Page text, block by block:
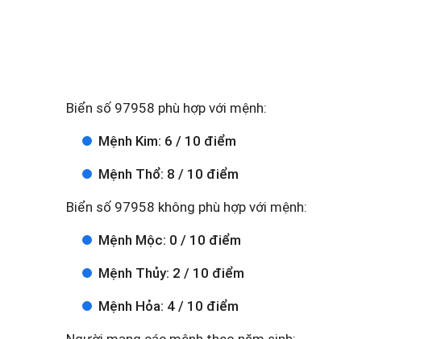
Biển số 97958 phù hợp với mệnh:
Mệnh Kim: 6 / 10 điểm
Mệnh Thổ: 8 / 10 điểm
Biển số 97958 không phù hợp với mệnh:
Mệnh Mộc: 0 / 10 điểm
Mệnh Thủy: 2 / 10 điểm
Mệnh Hỏa: 4 / 10 điểm